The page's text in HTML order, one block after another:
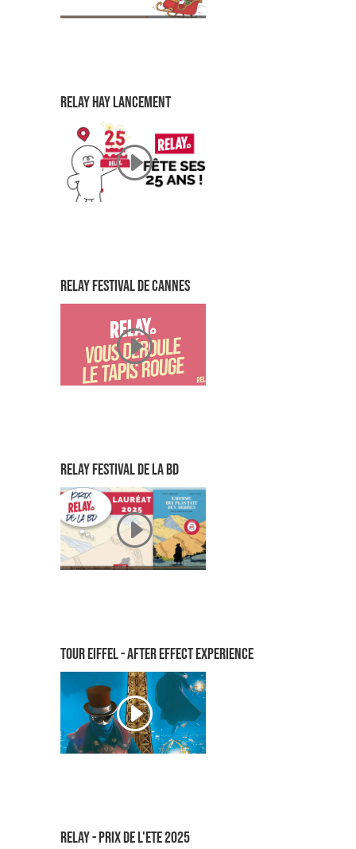
relay HAY LANCEMENT
relay festival de cannes
relay FESTIVAL DE LA BD
TOUR EIFFEL - AFTER EFFECT EXPERIENCE
RELAY - PRIX DE L'ETE 2025